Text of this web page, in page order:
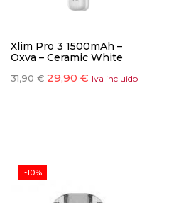
Xlim Pro 3 1500mAh –
Oxva – Ceramic White
31,90€ 29,90 € Iva incluido
-10%